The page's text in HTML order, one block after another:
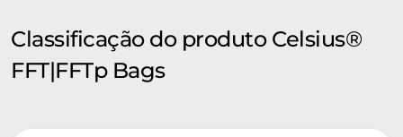
Classificação do produto Celsius®
FFT|FFTp Bags